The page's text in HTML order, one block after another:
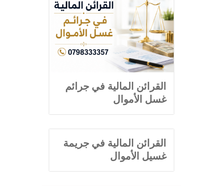
القرائن المالية في جرائم
غسل الأموال
القرائن المالية في جريمة
غسيل الأموال